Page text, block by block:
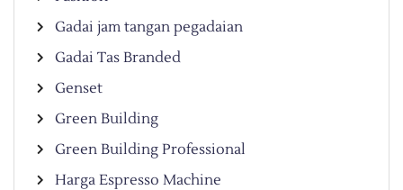
Gadai jam tangan pegadaian
Gadai Tas Branded
Genset
Green Building
Green Building Professional
Harga Espresso Machine